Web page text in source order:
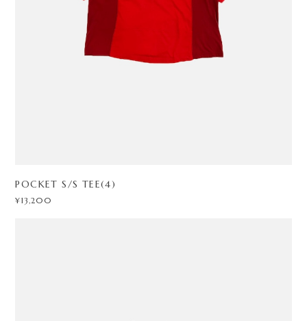
POCKET S/S TEE(4)
¥13,200